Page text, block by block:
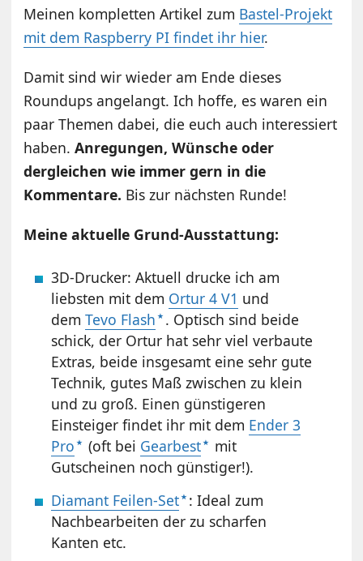
Meinen kompletten Artikel zum Bastel-Projekt
mit dem Raspberry PI findet ihr hier.
Damit sind wir wieder am Ende dieses
Roundups angelangt. Ich hoffe, es waren ein
paar Themen dabei, die euch auch interessiert
haben.Anregungen, Wünsche oder
dergleichen wie immer gern in die
Kommentare. Bis zur nächsten Runde!
Meine aktuelle Grund-Ausstattung:
3D-Drucker: Aktuell drucke ich am
liebsten mit dem Ortur 4 V1 und
demTevo Flash . Optisch sind beide
schick, der Ortur hat sehr viel verbaute
Extras, beide insgesamt eine sehr gute
Technik, gutes Maß zwischen zu klein
und zu groß. Einen günstigeren
Einsteiger findet ihr mit dem Ender 3
Pro
(oft bei Gearbest
mit
Gutscheinen noch günstiger!).
Diamant Feilen-Set : Ideal zum
Nachbearbeiten der zu scharfen
Kanten etc.